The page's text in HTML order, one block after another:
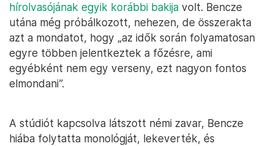
hírolvasójának egyik korábbi bakija volt. Bencze
utána még próbálkozott, nehezen, de összerakta
azt a mondatot, hogy „az idők során folyamatosan
egyre többen jelentkeztek a főzésre, ami
egyébként nem egy verseny, ezt nagyon fontos
elmondani”.
A stúdiót kapcsolva látszott némi zavar, Bencze
hiába folytatta monológját, lekeverték, és